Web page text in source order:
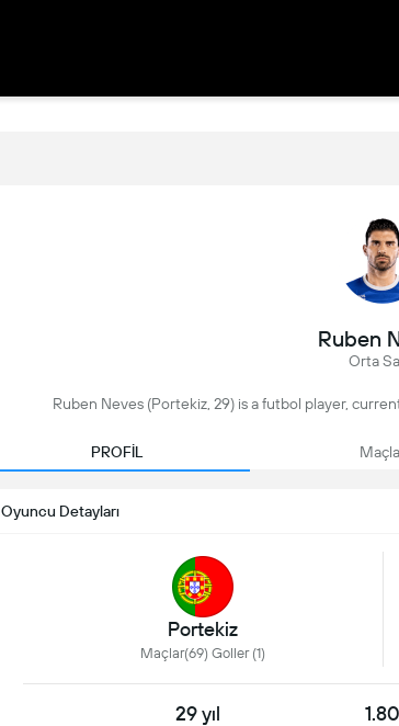
Ruben
Orta
Ruben Neves (Portekiz, 29) is a futbol player,
PROFİL
Oyuncu Detayları
Portekiz
Maçlar(69) Goller (1)
29 yıl 1.80